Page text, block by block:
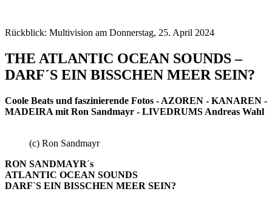
Rückblick: Multivision am Donnerstag, 25. April 2024
THE ATLANTIC OCEAN SOUNDS –
DARF´S EIN BISSCHEN MEER SEIN?
Coole Beats und faszinierende Fotos - AZOREN - KANAREN -
MADEIRA mit Ron Sandmayr - LIVEDRUMS Andreas Wahl
(c) Ron Sandmayr
RON SANDMAYR´s
ATLANTIC OCEAN SOUNDS
DARF`S EIN BISSCHEN MEER SEIN?